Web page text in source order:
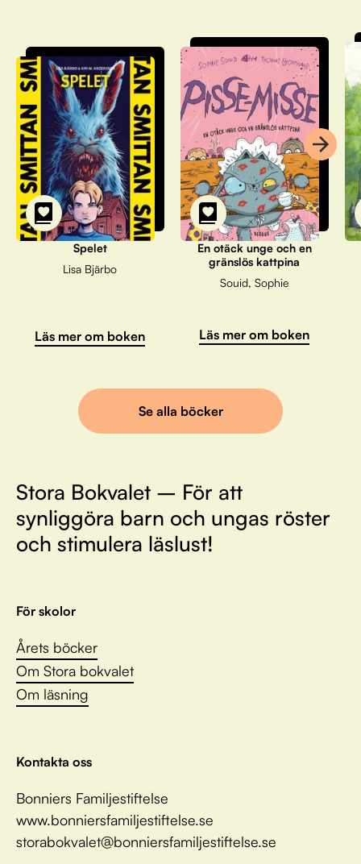
Spelet
Lisa Bjärbo
Läs mer om boken
En otäck unge och en
gränslös kattpina
Souid, Sophie
Läs mer om boken
Se alla böcker
Stora Bokvalet – För att
synliggöra barn och ungas röster
och stimulera läslust!
För skolor
Årets böcker
Om Stora bokvalet
Om läsning
Kontakta oss
Bonniers Familjestiftelse
www.bonniersfamiljestiftelse.se
storabokvalet@bonniersfamiljestiftelse.se